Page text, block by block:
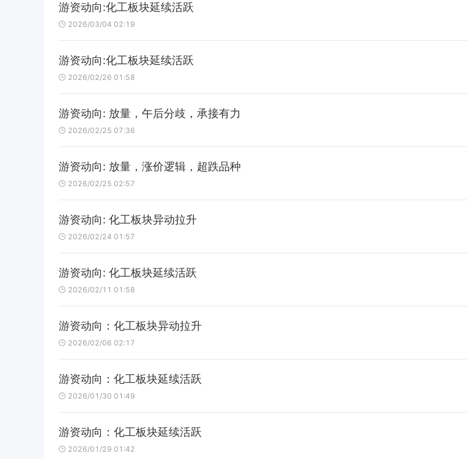
游资动向:化工板块延续活跃
2026/03/04 02:19
游资动向:化工板块延续活跃
2026/02/26 01:58
游资动向: 放量，午后分歧，承接有力
2026/02/25 07:36
游资动向: 放量，涨价逻辑，超跌品种
2026/02/25 02:57
游资动向: 化工板块异动拉升
2026/02/24 01:57
游资动向: 化工板块延续活跃
2026/02/11 01:58
游资动向：化工板块异动拉升
2026/02/06 02:17
游资动向：化工板块延续活跃
2026/01/30 01:49
游资动向：化工板块延续活跃
2026/01/29 01:42